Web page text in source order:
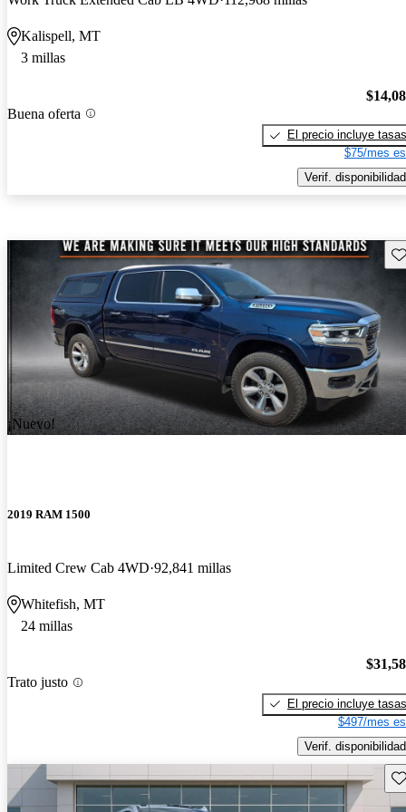
Kalispell, MT
3 millas
Buena oferta
El precio incluye tasas
$75/mes
Verif. disponibilidad
¡Nuevo!
2019 RAM 1500
Limited Crew Cab 4WD 92,841 millas
Whitefish, MT
24 millas
Trato justo
El precio incluye tasas
$497/mes
Verif. disponibilidad